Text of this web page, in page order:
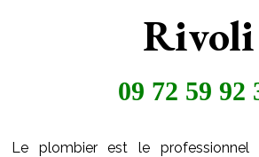
Rivoli
09 72 59 92
Le plombier est le